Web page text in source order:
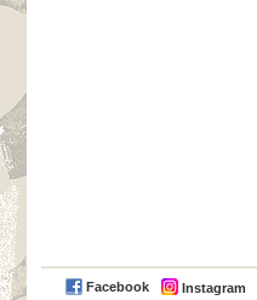
Facebook Instagram